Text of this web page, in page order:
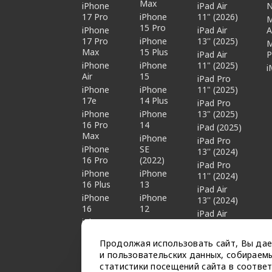
Продолжая использовать сайт, Вы
и пользовательских данных,
статистики посещений сайта в
iPhone
17 Pro
iPhone
17 Pro
Max
iPhone
Air
iPhone
17e
iPhone
16 Pro
Max
iPhone
16 Pro
iPhone
16 Plus
iPhone
16
iPhone
Max
iPhone
15 Pro
iPhone
15 Plus
iPhone
15
iPhone
14 Plus
iPhone
14
iPhone
SE
(2022)
iPhone
13
iPhone
12
iPad Air
11" (2026)
iPad Air
13'' (2025)
iPad Air
11" (2025)
iPad Pro
11" (2025)
iPad Pro
13" (2025)
iPad (2025)
iPad Pro
13'' (2024)
iPad Pro
11'' (2024)
iPad Air
13'' (2024)
iPad Air
iPad mini 7
iPad Pro
12.9''